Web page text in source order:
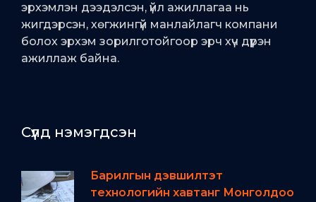
эрхэмлэн дээдэлсэн, үйл ажиллагаа нь
жигдэрсэн, хөгжингүй манлайлагч компани
болох эрхэм зорилготойгоор эрч хүч дүүрэн
ажиллаж байна.
Сүүлд нэмэгдсэн
Барилгын дэвшилтэт
технологийн хавтанг Монголдоо